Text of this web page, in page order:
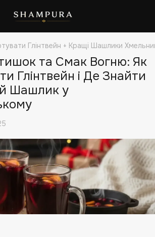
Глінтвейн + Кращі Шашлики
та Смак Вогню: Як
Глінтвейн і Де Знайти
Шашлик у